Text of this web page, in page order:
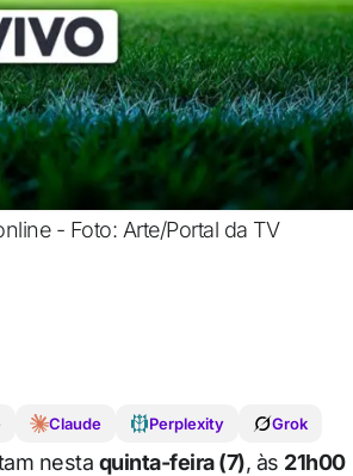
- Foto: Arte/Portal da TV
Claude Perplexity Grok
nesta quinta-feira (7), às 21h00